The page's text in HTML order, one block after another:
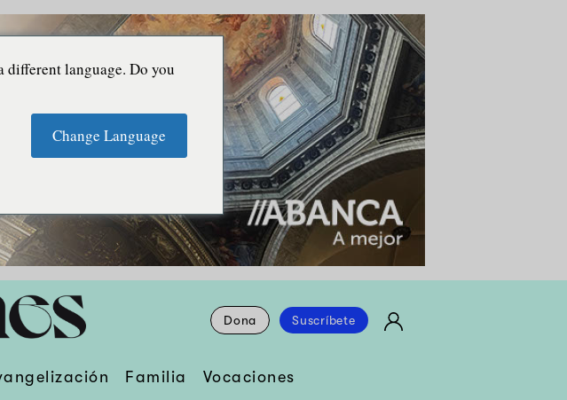
Dona Suscríbete
Familia Vocaciones
different language. Do you
Change Language